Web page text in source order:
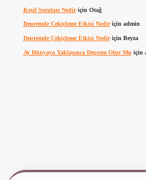
Keşif Soruları Nediriçin Otağ
Depremde Çekiçleme Etkisi Nediriçin admin
Depremde Çekiçleme Etkisi Nediriçin Beyza
Ay Dünyaya Yaklaşınca Deprem Olur Mu için